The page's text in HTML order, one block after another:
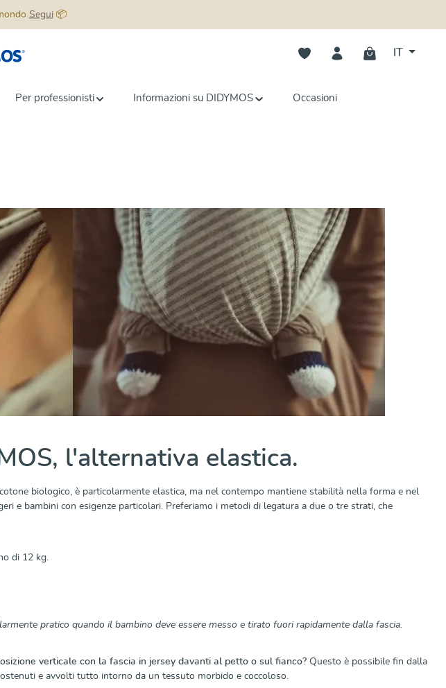
Segui📦
Hai 0 articoli nella lista dei
Per professionisti Informazioni su DIDYMOS Occasioni
l'alternativa elastica.
biologico, è particolarmente elastica, ma nel contempo mantiene stabilità nella forma e nel
e bambini con esigenze particolari. Preferiamo i metodi di legatura a due o tre strati, che
di 12 kg.
pratico quando il bambino deve essere messo e tirato fuori rapidamente dalla fascia.
verticale con la fascia in jersey davanti al petto o sul fianco? Questo è possibile fin dalla
e avvolti tutto intorno da un tessuto morbido e coccoloso.